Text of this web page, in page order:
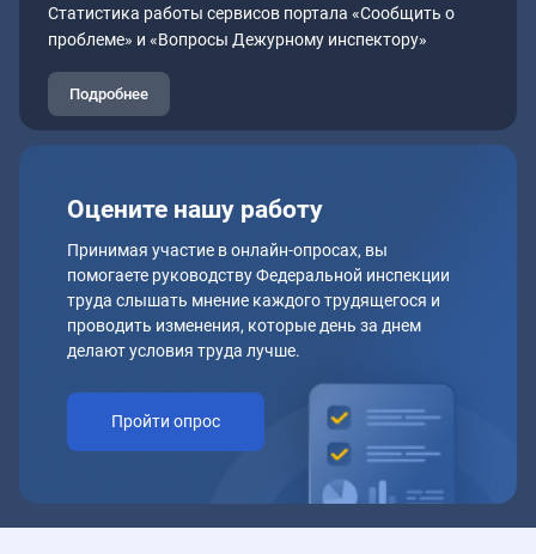
Статистика работы сервисов портала «Сообщить о
проблеме» и «Вопросы Дежурному инспектору»
Подробнее
Оцените нашу работу
Принимая участие в онлайн-опросах, вы
помогаете руководству Федеральной инспекции
труда слышать мнение каждого трудящегося и
проводить изменения, которые день за днем
делают условия труда лучше.
Пройти опрос